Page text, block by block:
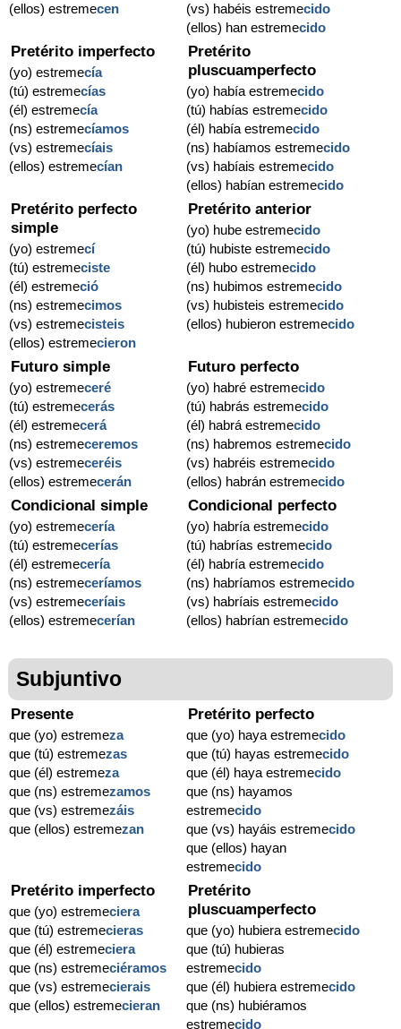
(ellos) estremecen
(vs) habéis estremecido
(ellos) han estremecido
Pretérito imperfecto
(yo) estremecía
(tú) estremecías
(él) estremecía
(ns) estremecíamos
(vs) estremecíais
(ellos) estremecían
Pretérito
pluscuamperfecto
(yo) había estremecido
(tú) habías estremecido
(él) había estremecido
(ns) habíamos estremecido
(vs) habíais estremecido
(ellos) habían estremecido
Pretérito perfecto
simple
(yo) estremecí
(tú) estremeciste
(él) estremeció
(ns) estremecimos
(vs) estremecisteis
(ellos) estremecieron
Pretérito anterior
(yo) hube estremecido
(tú) hubiste estremecido
(él) hubo estremecido
(ns) hubimos estremecido
(vs) hubisteis estremecido
(ellos) hubieron estremecido
Futuro simple
(yo) estremeceré
(tú) estremecerás
(él) estremecerá
(ns) estremeceremos
(vs) estremeceréis
(ellos) estremecerán
Futuro perfecto
(yo) habré estremecido
(tú) habrás estremecido
(él) habrá estremecido
(ns) habremos estremecido
(vs) habréis estremecido
(ellos) habrán estremecido
Condicional simple
(yo) estremecería
(tú) estremecerías
(él) estremecería
(ns) estremeceríamos
(vs) estremeceríais
(ellos) estremecerían
Condicional perfecto
(yo) habría estremecido
(tú) habrías estremecido
(él) habría estremecido
(ns) habríamos estremecido
(vs) habríais estremecido
(ellos) habrían estremecido
Subjuntivo
Presente
que (yo) estremeza
que (tú) estremezas
que (él) estremeza
que (ns) estremezamos
que (vs) estremezáis
que (ellos) estremezan
Pretérito perfecto
que (yo) haya estremecido
que (tú) hayas estremecido
que (él) haya estremecido
que (ns) hayamos
estremecido
que (vs) hayáis estremecido
que (ellos) hayan
estremecido
Pretérito imperfecto
que (yo) estremeciera
que (tú) estremecieras
que (él) estremeciera
que (ns) estremeciéramos
que (vs) estremecierais
que (ellos) estremecieran
Pretérito
pluscuamperfecto
que (yo) hubiera estremecido
que (tú) hubieras
estremecido
que (él) hubiera estremecido
que (ns) hubiéramos
estremecido